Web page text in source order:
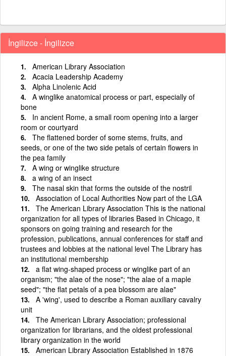
İngilizce - İngilizce
American Library Association
Acacia Leadership Academy
Alpha Linolenic Acid
A winglike anatomical process or part, especially of
bone
In ancient Rome, a small room opening into a larger
room or courtyard
The flattened border of some stems, fruits, and
seeds, or one of the two side petals of certain flowers in
the pea family
A wing or winglike structure
a wing of an insect
The nasal skin that forms the outside of the nostril
Association of Local Authorities Now part of the LGA
The American Library Association This is the national
organization for all types of libraries Based in Chicago, it
sponsors on going training and research for the
profession, publications, annual conferences for staff and
trustees and lobbies at the national level The Library has
an institutional membership
a flat wing-shaped process or winglike part of an
organism; "the alae of the nose"; "the alae of a maple
seed"; "the flat petals of a pea blossom are alae"
A 'wing', used to describe a Roman auxiliary cavalry
unit
The American Library Association; professional
organization for librarians, and the oldest professional
library organization in the world
American Library Association Established in 1876